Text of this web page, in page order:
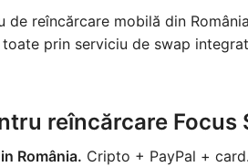
de reîncărcare mobilă din
prin serviciu de swap
reîncărcare Focus
România. Cripto + PayPal +